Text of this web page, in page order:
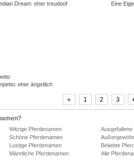
Dream: eher treudoof
Eine
eher ängstlich
« 1 2 3
Witzige Pferdenamen
Schöne Pferdenamen
Lustige Pferdenamen
Beliebte
Männliche Pferdenamen Alle